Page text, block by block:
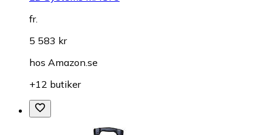
fr.
5 583 kr
hos Amazon.se
+12 butiker